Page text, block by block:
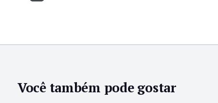
Você também pode gostar